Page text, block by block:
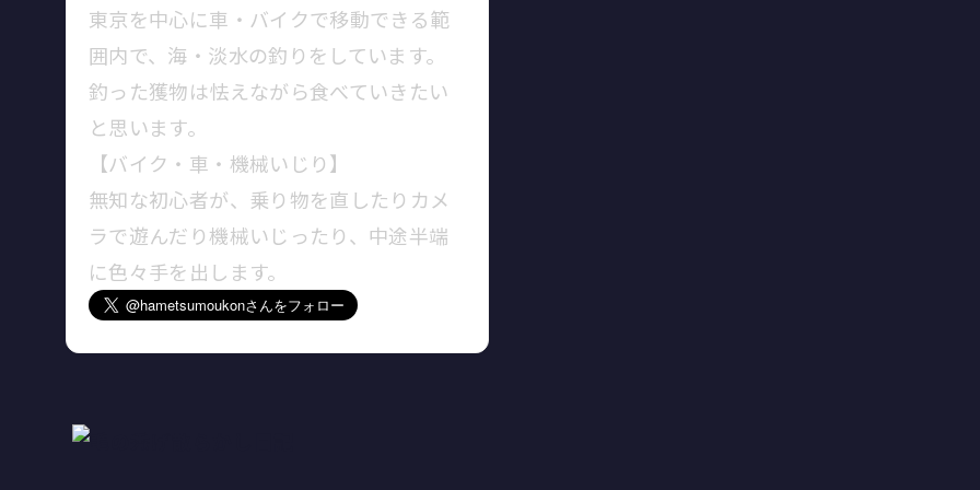
東京を中心に車・バイクで移動できる範
囲内で、海・淡水の釣りをしています。
釣った獲物は怯えながら食べていきたい
と思います。
【バイク・車・機械いじり】
無知な初心者が、乗り物を直したりカメ
ラで遊んだり機械いじったり、中途半端
に色々手を出します。